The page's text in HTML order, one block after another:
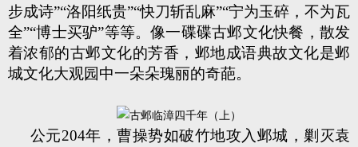
步成诗”“洛阳纸贵”“快刀斩乱麻”“宁为玉碎，不为瓦
全”“博士买驴”等等。像一碟碟古邺文化快餐，散发
着浓郁的古邺文化的芳香，邺地成语典故文化是邺
城文化大观园中一朵朵瑰丽的奇葩。
公元204年，曹操势如破竹地攻入邺城，剿灭袁